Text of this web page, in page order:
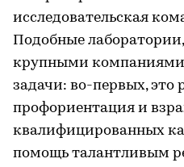
исследовательская
Подобные
крупными
задачи: во-первых, это
профориентация и
квалифицированных
помощь талантливым